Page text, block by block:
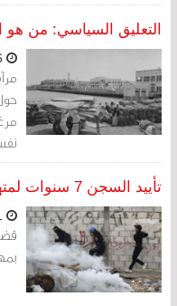
التعليق السياسي: من هو
تأييد السجن 7 سنوات لمتهم بمهاجمة دورية شرطة في الدراز